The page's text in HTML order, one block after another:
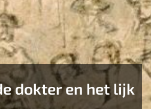
dokter en het lijk